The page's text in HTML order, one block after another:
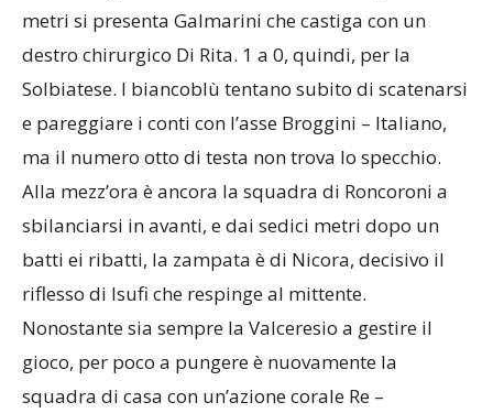
metri si presenta Galmarini che castiga con un
destro chirurgico Di Rita. 1 a 0, quindi, per la
Solbiatese. I biancoblù tentano subito di scatenarsi
e pareggiare i conti con l’asse Broggini – Italiano,
ma il numero otto di testa non trova lo specchio.
Alla mezz’ora è ancora la squadra di Roncoroni a
sbilanciarsi in avanti, e dai sedici metri dopo un
batti ei ribatti, la zampata è di Nicora, decisivo il
riflesso di Isufi che respinge al mittente.
Nonostante sia sempre la Valceresio a gestire il
gioco, per poco a pungere è nuovamente la
squadra di casa con un’azione corale Re –